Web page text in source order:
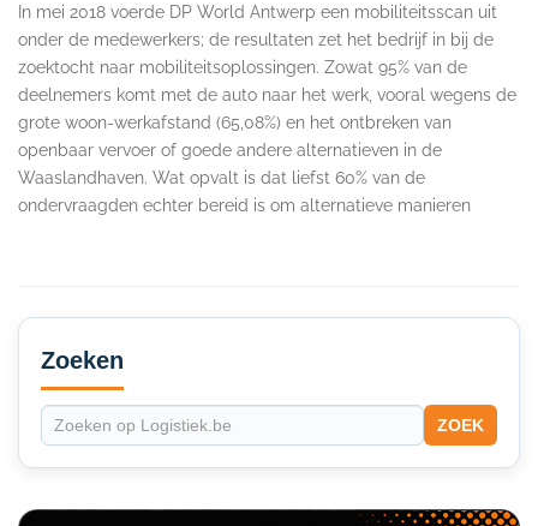
In mei 2018 voerde DP World Antwerp een mobiliteitsscan uit
onder de medewerkers; de resultaten zet het bedrijf in bij de
zoektocht naar mobiliteitsoplossingen. Zowat 95% van de
deelnemers komt met de auto naar het werk, vooral wegens de
grote woon-werkafstand (65,08%) en het ontbreken van
openbaar vervoer of goede andere alternatieven in de
Waaslandhaven. Wat opvalt is dat liefst 60% van de
ondervraagden echter bereid is om alternatieve manieren
Secondary
Sidebar
Zoeken
ZOEK